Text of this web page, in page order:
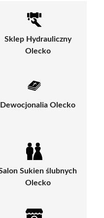
Sklep Hydrauliczny
Olecko
Dewocjonalia Olecko
Sukien ślubnych
Olecko